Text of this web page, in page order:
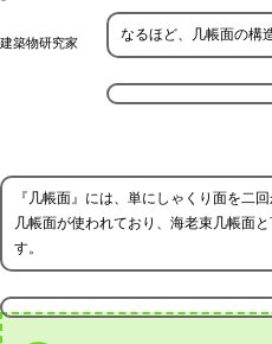
建築物研究家 なるほど、几帳面の構
『几帳面』には、単にしゃくり面を二
几帳面が使われており、海老束几帳面
す。